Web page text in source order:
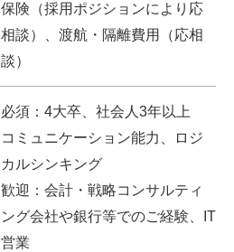
保険（採用ポジションにより応
相談）、渡航・隔離費用（応相
談）
必須：4大卒、社会人3年以上
コミュニケーション能力、ロジ
カルシンキング
歓迎：会計・戦略コンサルティ
ング会社や銀行等でのご経験、IT
営業